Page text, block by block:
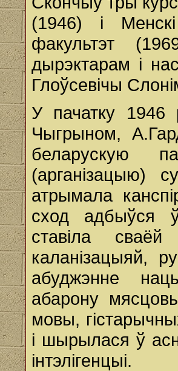
(1946) і Менскі
факультэт
дырэктарам і
Глоўсевічы
У пачатку
Чыгрыном,
беларускую
(арганізацыю)
атрымала
сход адбыўся
ставіла
каланізацыяй,
абуджэнне
абарону
мовы,
і шырылася ў
інтэлігенцыі.